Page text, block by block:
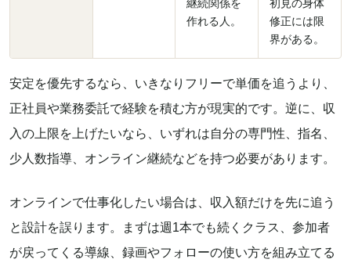
継続関係を
作れる人。
初見の身体
修正には限
界がある。
安定を優先するなら、いきなりフリーで単価を追うより、
正社員や業務委託で経験を積む方が現実的です。逆に、収
入の上限を上げたいなら、いずれは自分の専門性、指名、
少人数指導、オンライン継続などを持つ必要があります。
オンラインで仕事化したい場合は、収入額だけを先に追う
と設計を誤ります。まずは週1本でも続くクラス、参加者
が戻ってくる導線、録画やフォローの使い方を組み立てる